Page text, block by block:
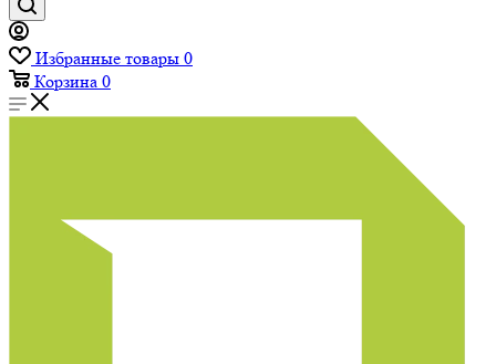
Избранные товары 0
Корзина 0